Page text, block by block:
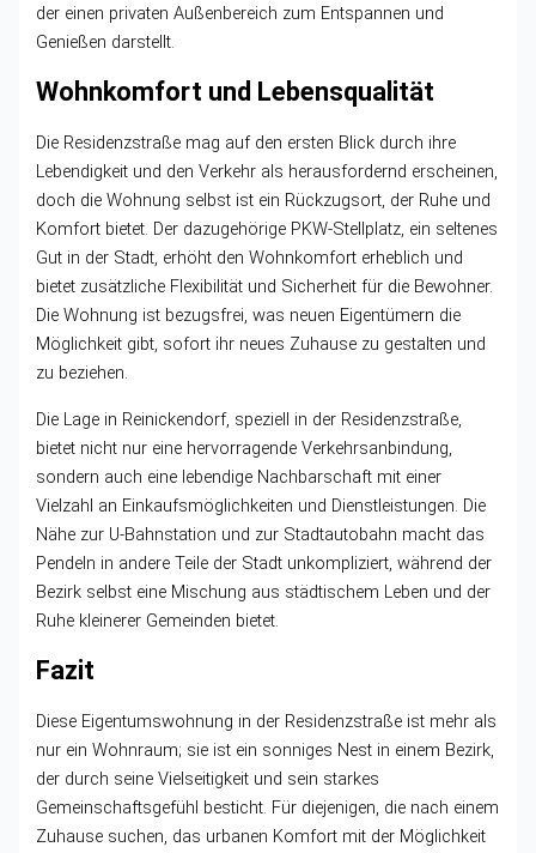
der einen privaten Außenbereich zum Entspannen und
Genießen darstellt.
Wohnkomfort und Lebensqualität
Die Residenzstraße mag auf den ersten Blick durch ihre
Lebendigkeit und den Verkehr als herausfordernd erscheinen,
doch die Wohnung selbst ist ein Rückzugsort, der Ruhe und
Komfort bietet. Der dazugehörige PKW-Stellplatz, ein seltenes
Gut in der Stadt, erhöht den Wohnkomfort erheblich und
bietet zusätzliche Flexibilität und Sicherheit für die Bewohner.
Die Wohnung ist bezugsfrei, was neuen Eigentümern die
Möglichkeit gibt, sofort ihr neues Zuhause zu gestalten und
zu beziehen.
Die Lage in Reinickendorf, speziell in der Residenzstraße,
bietet nicht nur eine hervorragende Verkehrsanbindung,
sondern auch eine lebendige Nachbarschaft mit einer
Vielzahl an Einkaufsmöglichkeiten und Dienstleistungen. Die
Nähe zur U-Bahnstation und zur Stadtautobahn macht das
Pendeln in andere Teile der Stadt unkompliziert, während der
Bezirk selbst eine Mischung aus städtischem Leben und der
Ruhe kleinerer Gemeinden bietet.
Fazit
Diese Eigentumswohnung in der Residenzstraße ist mehr als
nur ein Wohnraum; sie ist ein sonniges Nest in einem Bezirk,
der durch seine Vielseitigkeit und sein starkes
Gemeinschaftsgefühl besticht. Für diejenigen, die nach einem
Zuhause suchen, das urbanen Komfort mit der Möglichkeit